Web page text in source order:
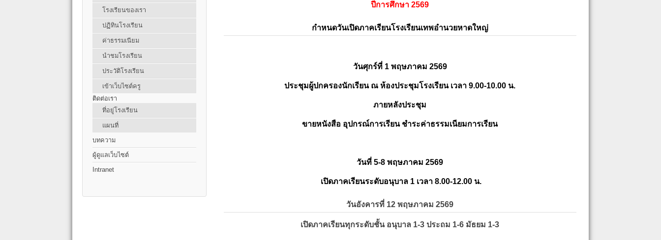
โรงเรียนของเรา
ปฏิทินโรงเรียน
ค่าธรรมเนียม
นำชมโรงเรียน
ประวัติโรงเรียน
เข้าเว็บไซต์ครู
ติดต่อเรา
ที่อยู่โรงเรียน
แผนที่
บทความ
ผู้ดูแลเว็บไซต์
Intranet
ปีการศึกษา 2569
กำหนดวันเปิดภาคเรียนโรงเรียนเทพอำนวยหาดใหญ่
วันศุกร์ที่ 1 พฤษภาคม 2569
ประชุมผู้ปกครองนักเรียน ณ ห้องประชุมโรงเรียน เวลา 9.00-10.00 น.
ภายหลังประชุม
ขายหนังสือ อุปกรณ์การเรียน ชำระค่าธรรมเนียมการเรียน
วันที่ 5-8 พฤษภาคม 2569
เปิดภาคเรียนระดับอนุบาล 1 เวลา 8.00-12.00 น.
วันอังคารที่ 12 พฤษภาคม 2569
เปิดภาคเรียนทุกระดับชั้น อนุบาล 1-3 ประถม 1-6 มัธยม 1-3